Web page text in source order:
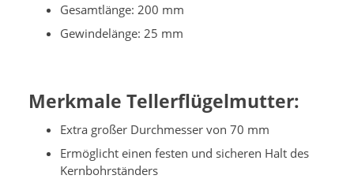
Gesamtlänge: 200 mm
Gewindelänge: 25 mm
Merkmale Tellerflügelmutter:
Extra großer Durchmesser von 70 mm
Ermöglicht einen festen und sicheren Halt des
Kernbohrständers